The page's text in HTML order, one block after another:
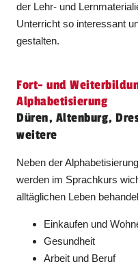
der Lehr- und
Unterricht so interessant
gestalten.
Fort- und
Alphabetisierung
Düren, Altenburg,
weitere
Neben der
werden im Sprachkurs
alltäglichen Leben
Einkaufen und
Gesundheit
Arbeit und Beruf